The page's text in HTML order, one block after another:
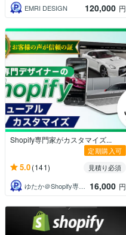
EMRI DESIGN 120,000 円
Shopify専門家がカスタマイズ...
定期購入可
5.0(141)
見積り必須
ゆたか＠Shopify専門家・EC制作
16,000 円